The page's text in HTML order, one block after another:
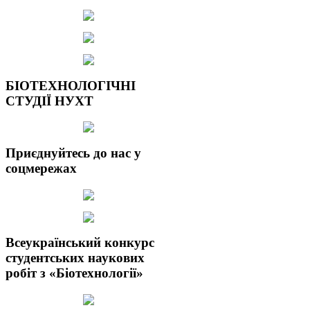
БІОТЕХНОЛОГІЧНІ
СТУДІЇ НУХТ
Приєднуйтесь до нас у
соцмережах
Всеукраїнський конкурс
студентських наукових
робіт з «Біотехнології»